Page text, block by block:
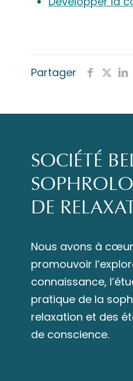
Partager
SOCIÉTÉ
DE
Nous avons à
promouvoir
connaissance,
pratique de la
relaxation et des
de conscience.